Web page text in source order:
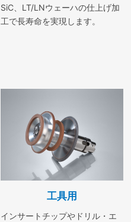
SiC、LT/LNウェーハの仕上げ加
工で長寿命を実現します。
工具用
インサートチップやドリル・エ